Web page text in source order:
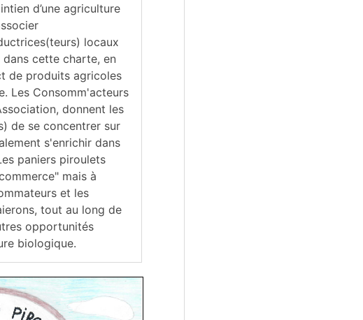
d’une agriculture
locaux
cette charte, en
de produits agricoles
Les Consomm'acteurs
donnent les
de se concentrer sur
s'enrichir dans
paniers piroulets
mais à
et les
tout au long de
opportunités
biologique.